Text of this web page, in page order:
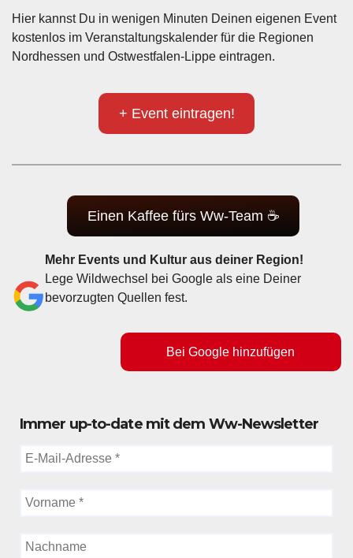
Hier kannst Du in wenigen Minuten Deinen eigenen Event
kostenlos im Veranstaltungskalender für die Regionen
Nordhessen und Ostwestfalen-Lippe eintragen.
+ Event eintragen!
Einen Kaffee fürs Ww-Team ☕
Mehr Events und Kultur aus deiner Region!
Lege Wildwechsel bei Google als eine Deiner
bevorzugten Quellen fest.
Bei Google hinzufügen
Immer up-to-date mit dem Ww-Newsletter